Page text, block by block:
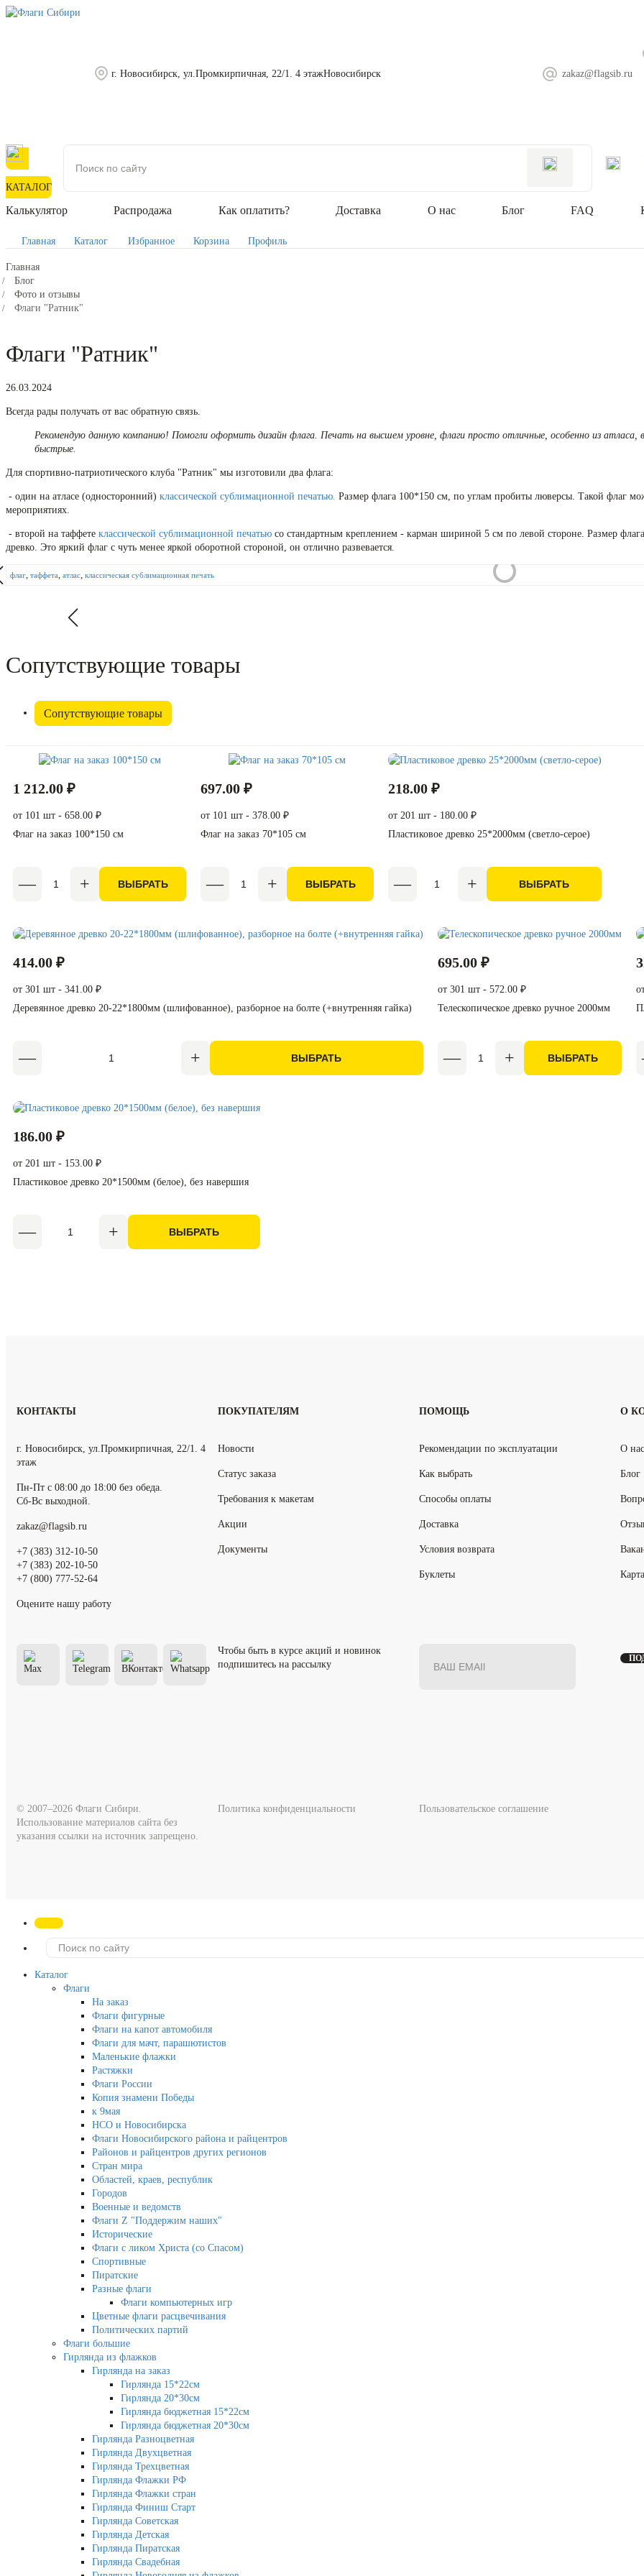
г. Новосибирск, ул.Промкирпичная, 22/1. 4 этажНовосибирск zakaz@flagsib.ru
КАТАЛОГ
Калькулятор Распродажа Как оплатить? Доставка О нас Блог FAQ
Главная Каталог Избранное Корзина Профиль
Главная
Блог
Фото и отзывы
Флаги "Ратник"
Флаги "Ратник"
26.03.2024
Всегда рады получать от вас обратную связь.
Рекомендую данную компанию! Помогли оформить дизайн флага. Печать на высшем уровне, флаги просто отличные, особенно из атласа,
быстрые.
Для спортивно-патриотического клуба "Ратник" мы изготовили два флага:
- один на атласе (односторонний) классической сублимационной печатью. Размер флага 100*150 см, по углам пробиты люверсы. Такой флаг
мероприятиях.
- второй на таффете классической сублимационной печатью со стандартным креплением - карман шириной 5 см по левой стороне. Размер
древко. Это яркий флаг с чуть менее яркой оборотной стороной, он отлично развевается.
флаг, таффета, атлас, классическая сублимационная печать
Сопутствующие товары
Сопутствующие товары
1 212.00 ₽
от 101 шт - 658.00 ₽
Флаг на заказ 100*150 см
ВЫБРАТЬ
697.00 ₽
от 101 шт - 378.00 ₽
Флаг на заказ 70*105 см
ВЫБРАТЬ
218.00 ₽
от 201 шт - 180.00 ₽
Пластиковое древко 25*2000мм (светло-серое)
ВЫБРАТЬ
414.00 ₽
от 301 шт - 341.00 ₽
Деревянное древко 20-22*1800мм (шлифованное), разборное на болте (+внутренняя гайка)
ВЫБРАТЬ
695.00 ₽
от 301 шт - 572.00 ₽
Телескопическое древко ручное 2000мм
ВЫБРАТЬ
186.00 ₽
от 201 шт - 153.00 ₽
Пластиковое древко 20*1500мм (белое), без навершия
ВЫБРАТЬ
КОНТАКТЫ
г. Новосибирск, ул.Промкирпичная, 22/1. 4
этаж
Пн-Пт с 08:00 до 18:00 без обеда.
Сб-Вс выходной.
zakaz@flagsib.ru
+7 (383) 312-10-50
+7 (383) 202-10-50
+7 (800) 777-52-64
Оцените нашу работу
ПОКУПАТЕЛЯМ
Новости
Статус заказа
Требования к макетам
Акции
Документы
ПОМОЩЬ
Рекомендации по эксплуатации
Как выбрать
Способы оплаты
Доставка
Условия возврата
Буклеты
О
О нас
Блог
Чтобы быть в курсе акций и новинок
подпишитесь на рассылку
© 2007–2026 Флаги Сибири.
Использование материалов сайта без
указания ссылки на источник запрещено.
Политика конфиденциальности Пользовательское соглашение
Каталог
Флаги
На заказ
Флаги фигурные
Флаги на капот автомобиля
Флаги для мачт, парашютистов
Маленькие флажки
Растяжки
Флаги России
Копия знамени Победы
к 9мая
НСО и Новосибирска
Флаги Новосибирского района и райцентров
Районов и райцентров других регионов
Стран мира
Областей, краев, республик
Городов
Военные и ведомств
Флаги Z "Поддержим наших"
Исторические
Флаги с ликом Христа (со Спасом)
Спортивные
Пиратские
Разные флаги
Флаги компьютерных игр
Цветные флаги расцвечивания
Политических партий
Флаги большие
Гирлянда из флажков
Гирлянда на заказ
Гирлянда 15*22см
Гирлянда 20*30см
Гирлянда бюджетная 15*22см
Гирлянда бюджетная 20*30см
Гирлянда Разноцветная
Гирлянда Двухцветная
Гирлянда Трехцветная
Гирлянда Флажки РФ
Гирлянда Флажки стран
Гирлянда Финиш Старт
Гирлянда Советская
Гирлянда Детская
Гирлянда Пиратская
Гирлянда Свадебная